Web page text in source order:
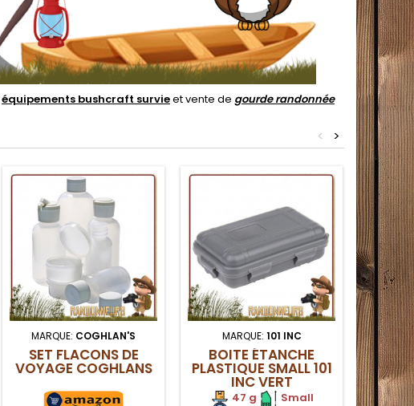
équipements bushcraft survieet vente de gourde randonnée
>
<
MARQUE: COGHLAN'S
SET FLACONS DE
VOYAGE COGHLANS
MARQUE: 101 INC
BOITE ÉTANCHE
PLASTIQUE SMALL 101
INC VERT
47 g
Small